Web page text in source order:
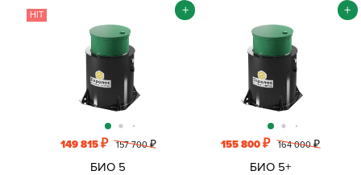
HIT
149 815₽ 157 700₽
БИО 5
+
155 800₽ 164 000₽
БИО 5+
+